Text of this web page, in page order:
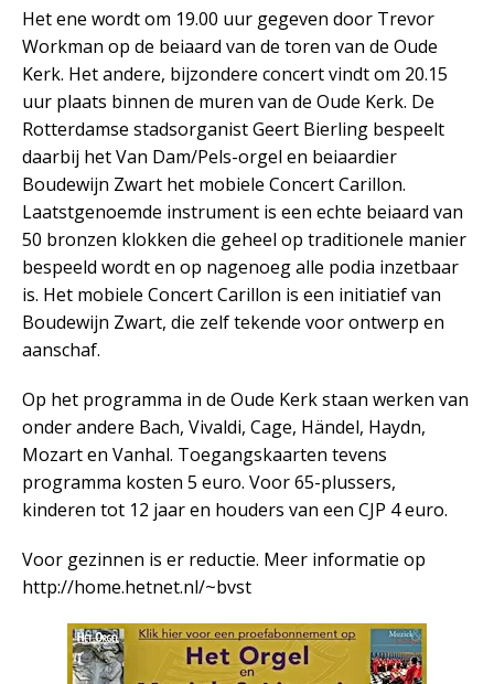
Het ene wordt om 19.00 uur gegeven door Trevor
Workman op de beiaard van de toren van de Oude
Kerk. Het andere, bijzondere concert vindt om 20.15
uur plaats binnen de muren van de Oude Kerk. De
Rotterdamse stadsorganist Geert Bierling bespeelt
daarbij het Van Dam/Pels-orgel en beiaardier
Boudewijn Zwart het mobiele Concert Carillon.
Laatstgenoemde instrument is een echte beiaard van
50 bronzen klokken die geheel op traditionele manier
bespeeld wordt en op nagenoeg alle podia inzetbaar
is. Het mobiele Concert Carillon is een initiatief van
Boudewijn Zwart, die zelf tekende voor ontwerp en
aanschaf.
Op het programma in de Oude Kerk staan werken van
onder andere Bach, Vivaldi, Cage, Händel, Haydn,
Mozart en Vanhal. Toegangskaarten tevens
programma kosten 5 euro. Voor 65-plussers,
kinderen tot 12 jaar en houders van een CJP 4 euro.
Voor gezinnen is er reductie. Meer informatie op
http://home.hetnet.nl/~bvst